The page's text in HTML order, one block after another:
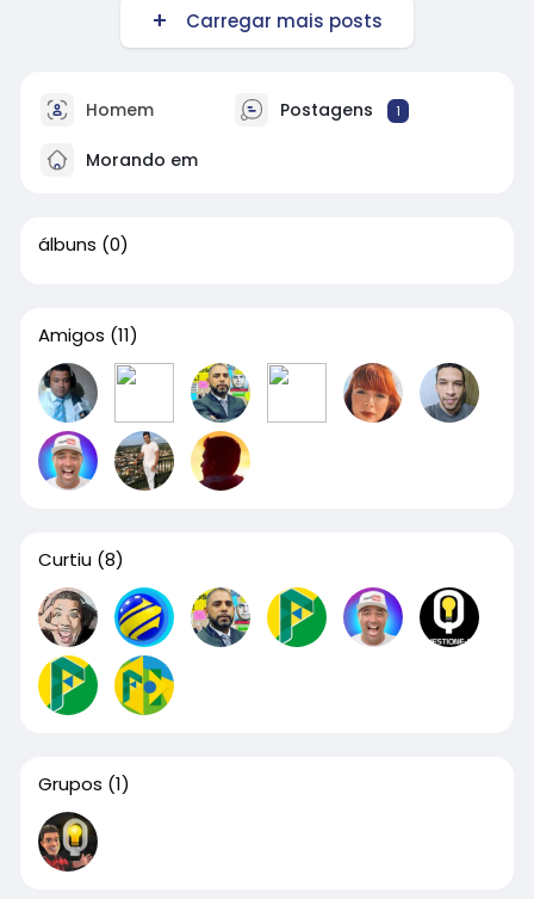
Carregar mais posts
Homem Postagens 1
Morando em
álbuns (0)
Amigos (11)
Curtiu (8)
Grupos (1)